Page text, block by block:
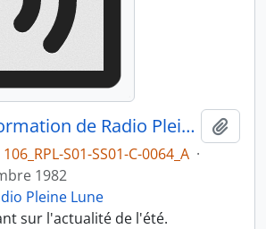
Bulletin d'information de Radio Pleine Lune du 08.09.1982 : Ce qui s'est passé cet été, partie 1
S01-SS01-C-0064_A ·
1982
Pleine Lune
sur l'actualité de l'été.